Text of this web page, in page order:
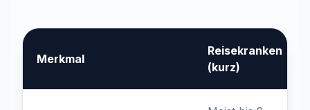
Merkmal
Reisekranken
(kurz)